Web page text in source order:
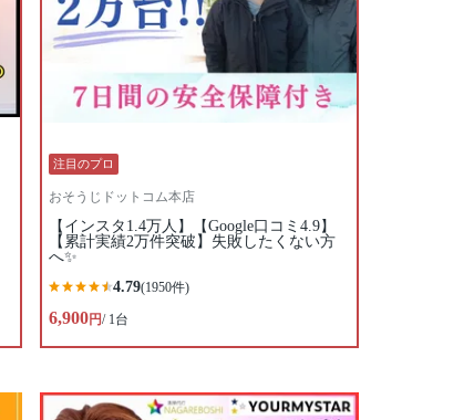
注目のプロ
おそうじドットコム本店
【インスタ1.4万人】【Google口コミ4.9】
【累計実績2万件突破】失敗したくない方
へ✨
4.79(1950件)
6,900円/ 1台